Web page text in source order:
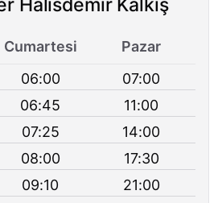
Halisdemir Kalkış
Cumartesi
Pazar
06:00
07:00
06:45
11:00
07:25
14:00
08:00
17:30
09:10
21:00